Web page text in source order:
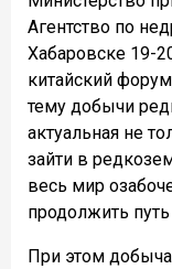
Агентство по
Хабаровске 19-
китайский
тему добычи
актуальная не
зайти в
весь мир
продолжить
При этом